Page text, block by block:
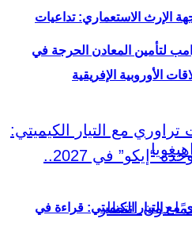
الإرث الاستعماري: تداعيات
الأوروبية الإفريقية
لتأمين المعادن الحرجة في
التيار الكيميتي: قراءة في